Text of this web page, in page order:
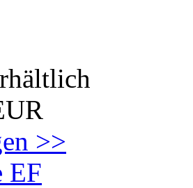
>>
EF